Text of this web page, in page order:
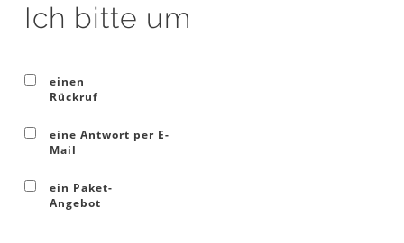
Ich bitte um
einen
Rückruf
eine Antwort per E-
Mail
ein Paket-
Angebot